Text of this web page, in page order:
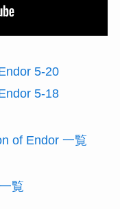
5-20
5-18
of Endor 一覧
覧